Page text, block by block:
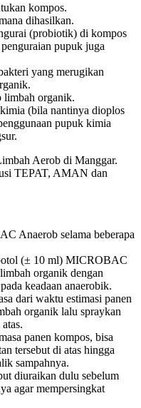
kompos.
dihasilkan.
(probiotik) di kompos
pupuk juga
yang merugikan
limbah organik.
(bila nantinya dioplos
pupuk kimia
Anaerob selama beberapa
(± 10 ml) MICROBAC
organik dengan
keadaan anaerobik.
dari waktu estimasi panen
organik lalu spraykan
panen kompos, bisa
tersebut di atas hingga
sampahnya.
diuraikan dulu sebelum
agar mempersingkat